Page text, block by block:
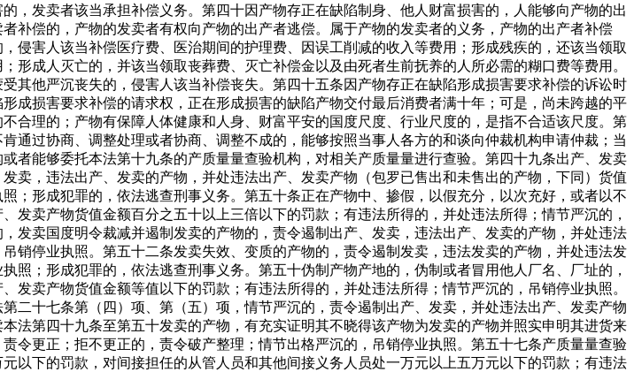
，发卖者该当承担补偿义务。第四十因产物存正在缺陷制身、他人财富损害的，人能够向产物的出
补偿的，产物的发卖者有权向产物的出产者逃偿。属于产物的发卖者的义务，产物的出产者补偿
侵害人该当补偿医疗费、医治期间的护理费、因误工削减的收入等费用；形成残疾的，还该当领取
成人灭亡的，并该当领取丧葬费、灭亡补偿金以及由死者生前抚养的人所必需的糊口费等费用。
其他严沉丧失的，侵害人该当补偿丧失。第四十五条因产物存正在缺陷形成损害要求补偿的诉讼时
成损害要求补偿的请求权，正在形成损害的缺陷产物交付最后消费者满十年；可是，尚未跨越的平
合理的；产物有保障人体健康和人身、财富平安的国度尺度、行业尺度的，是指不合适该尺度。第
通过协商、调整处理或者协商、调整不成的，能够按照当事人各方的和谈向仲裁机构申请仲裁；当
者能够委托本法第十九条的产质量量查验机构，对相关产质量量进行查验。第四十九条出产、发卖
卖，违法出产、发卖的产物，并处违法出产、发卖产物（包罗已售出和未售出的产物，下同）货值
；形成犯罪的，依法逃查刑事义务。第五十条正在产物中、掺假，以假充分，以次充好，或者以不
卖产物货值金额百分之五十以上三倍以下的罚款；有违法所得的，并处违法所得；情节严沉的，
发卖国度明令裁减并遏制发卖的产物的，责令遏制出产、发卖，违法出产、发卖的产物，并处违法
销停业执照。第五十二条发卖失效、变质的产物的，责令遏制发卖，违法发卖的产物，并处违法发
；形成犯罪的，依法逃查刑事义务。第五十伪制产物产地的，伪制或者冒用他人厂名、厂址的，
卖产物货值金额等值以下的罚款；有违法所得的，并处违法所得；情节严沉的，吊销停业执照。
二十七条第（四）项、第（五）项，情节严沉的，责令遏制出产、发卖，并处违法出产、发卖产物
法第四十九条至第五十发卖的产物，有充实证明其不晓得该产物为发卖的产物并照实申明其进货来
令更正；拒不更正的，责令破产整理；情节出格严沉的，吊销停业执照。第五十七条产质量量查验
以下的罚款，对间接担任的从管人员和其他间接义务人员处一万元以上五万元以下的罚款；有违法